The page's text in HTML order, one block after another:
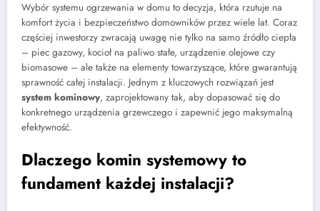
Wybór systemu ogrzewania w domu to decyzja, która rzutuje na
komfort życia i bezpieczeństwo domowników przez wiele lat. Coraz
częściej inwestorzy zwracają uwagę nie tylko na samo źródło ciepła
– piec gazowy, kocioł na paliwo stałe, urządzenie olejowe czy
biomasowe – ale także na elementy towarzyszące, które gwarantują
sprawność całej instalacji. Jednym z kluczowych rozwiązań jest
system kominowy, zaprojektowany tak, aby dopasować się do
konkretnego urządzenia grzewczego i zapewnić jego maksymalną
efektywność.
Dlaczego komin systemowy to
fundament każdej instalacji?